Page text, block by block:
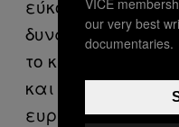
εύκολα
δυνατόν
το κρατήσω για
και να
ευρώ η είσοδος.
our very best
documentaries.